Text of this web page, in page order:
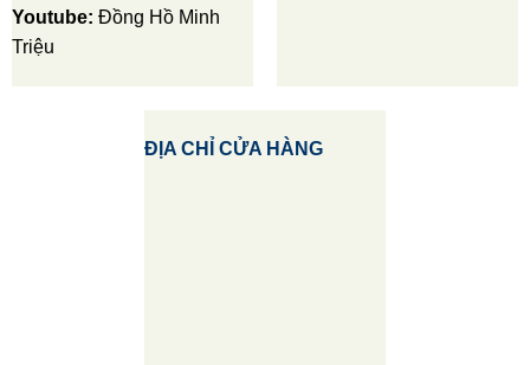
Youtube: Đồng Hồ Minh
Triệu
ĐỊA CHỈ CỬA HÀNG